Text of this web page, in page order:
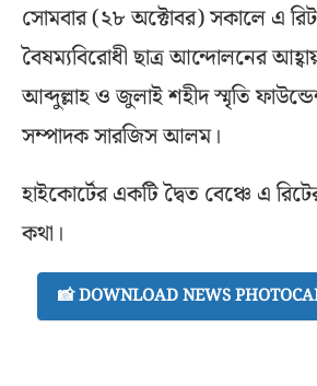
সোমবার (২৮ অক্টোবর) সকালে এ
বৈষম্যবিরোধী ছাত্র আন্দোলনের
আব্দুল্লাহ ও জুলাই শহীদ স্মৃতি
সম্পাদক সারজিস আলম।
হাইকোর্টের একটি দ্বৈত বেঞ্চে এ
কথা।
📸 DOWNLOAD NEWS